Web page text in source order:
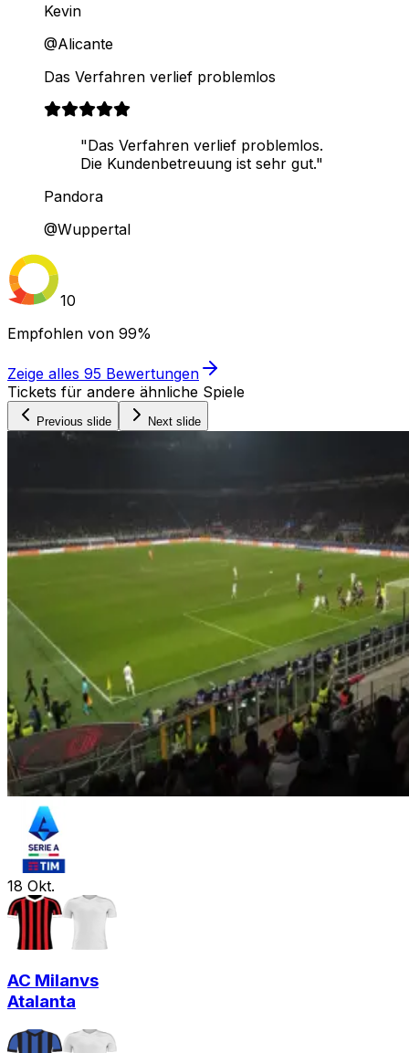
Kevin
@Alicante
Das Verfahren verlief problemlos
"Das Verfahren verlief problemlos.
Die Kundenbetreuung ist sehr gut."
Pandora
@Wuppertal
10
Empfohlen von 99%
Zeige alles 95 Bewertungen
Tickets für andere ähnliche Spiele
Previous slide Next slide
18 Okt.
AC Milanvs
Atalanta